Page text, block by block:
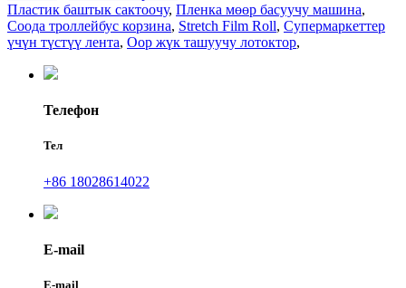
Пластик баштык сактоочу, Пленка мөөр басуучу машина,
Соода троллейбус корзина, Stretch Film Roll, Супермаркеттер
үчүн түстүү лента, Оор жүк ташуучу лотоктор,
Телефон
Тел
+86 18028614022
E-mail
E-mail